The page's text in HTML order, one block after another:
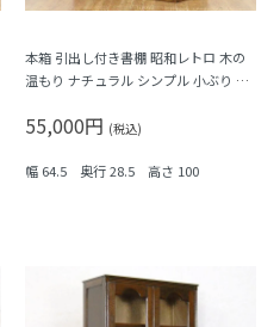
本箱 引出し付き書棚 昭和レトロ 木の
温もり ナチュラル シンプル 小ぶり 隙
ン
55,000円 (税込)
幅 64.5 奥行 28.5 高さ 100